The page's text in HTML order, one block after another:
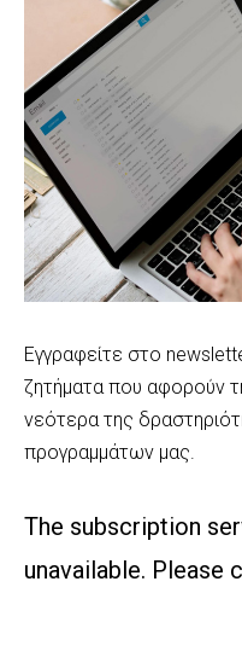
Εγγραφείτε στο
ζητήματα που αφορούν
νεότερα της
προγραμμάτων μας.
The subscription
unavailable. Please